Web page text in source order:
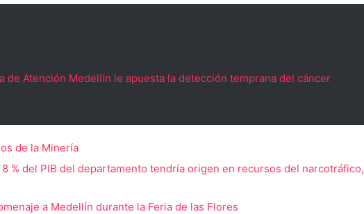
de Atención Medellín le apuesta la detección temprana del cáncer
de la Minería
% del PIB del departamento tendría origen en recursos del narcotráfico,
a Medellín durante la Feria de las Flores